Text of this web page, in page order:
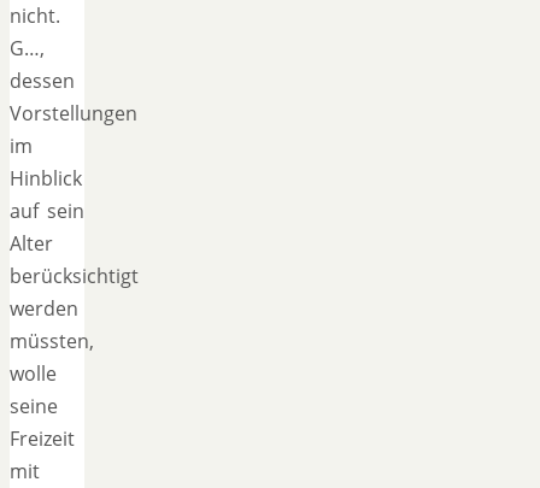
nicht.
G…,
dessen
Vorstellungen
im
Hinblick
auf sein
Alter
berücksichtigt
werden
müssten,
wolle
seine
Freizeit
mit